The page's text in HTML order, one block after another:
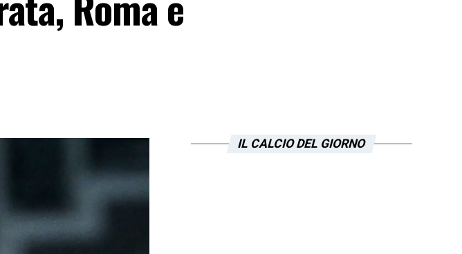
IL CALCIO DEL GIORNO